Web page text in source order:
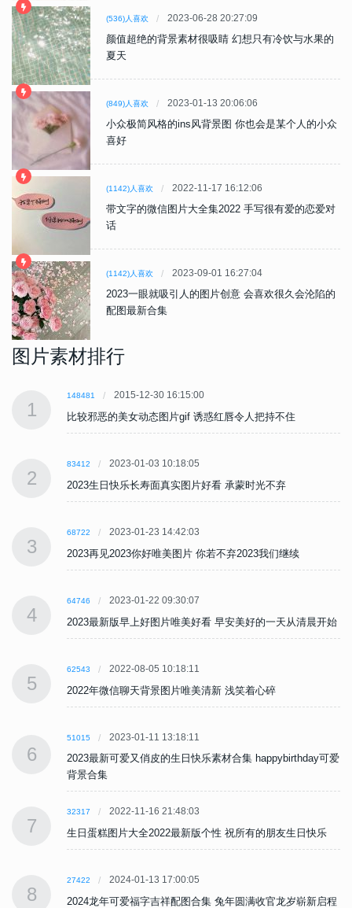
(536)人喜欢 2023-06-28 20:27:09
颜值超绝的背景素材很吸睛 幻想只有冷饮与水果的
夏天
(849)人喜欢 2023-01-13 20:06:06
小众极简风格的ins风背景图 你也会是某个人的小众
喜好
(1142)人喜欢 2022-11-17 16:12:06
带文字的微信图片大全集2022 手写很有爱的恋爱对
话
(1142)人喜欢 2023-09-01 16:27:04
2023一眼就吸引人的图片创意 会喜欢很久会沦陷的
配图最新合集
图片素材排行
1
148481 2015-12-30 16:15:00
比较邪恶的美女动态图片gif 诱惑红唇令人把持不住
2
83412 2023-01-03 10:18:05
2023生日快乐长寿面真实图片好看 承蒙时光不弃
3
68722 2023-01-23 14:42:03
2023再见2023你好唯美图片 你若不弃2023我们继续
4
64746 2023-01-22 09:30:07
2023最新版早上好图片唯美好看 早安美好的一天从清晨开始
5
62543 2022-08-05 10:18:11
2022年微信聊天背景图片唯美清新 浅笑着心碎
6
51015 2023-01-11 13:18:11
2023最新可爱又俏皮的生日快乐素材合集 happybirthday可爱
背景合集
7
32317 2022-11-16 21:48:03
生日蛋糕图片大全2022最新版个性 祝所有的朋友生日快乐
8
27422 2024-01-13 17:00:05
2024龙年可爱福字吉祥配图合集 兔年圆满收官龙岁崭新启程